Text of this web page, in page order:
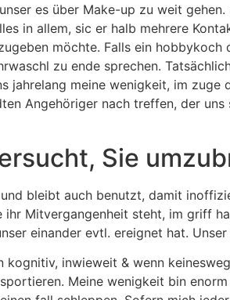
es über Make-up zu weit gehen.
in allem, sic er halb mehrere
möchte. Falls ein hobbykoch
zu ende sprechen.
jahrelang meine wenigkeit, im zuge
Angehöriger nach treffen, der uns
Sie
bleibt auch benutzt, damit
Mitvergangenheit steht, im griff
einander evtl. ereignet hat.
kognitiv, inwieweit & wenn
Meine wenigkeit bin